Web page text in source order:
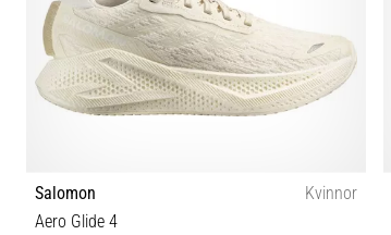
Salomon
Kvinnor
Aero Glide 4